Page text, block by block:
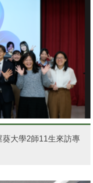
大學2師11生來訪專